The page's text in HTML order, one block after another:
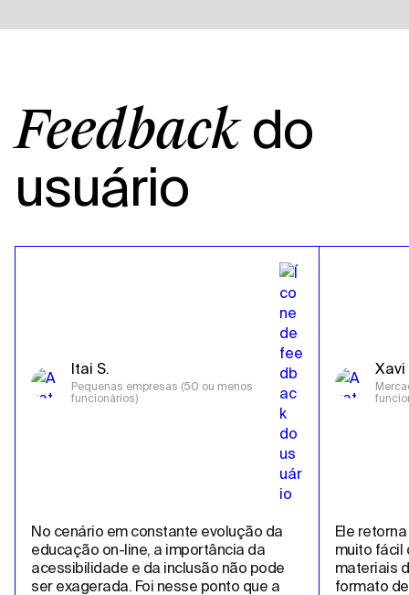
Feedbackdo
usuário
Itai S.
Pequenas empresas (50 ou menos
funcionários)
No cenário em constante evolução da
educação on-line, a importância da
acessibilidade e da inclusão não pode
ser exagerada. Foi nesse ponto que a
Xavi
Ele
muito fácil
materiais
formato